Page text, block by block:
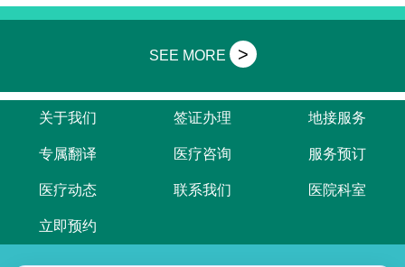
SEE MORE >
关于我们 签证办理 地接服务
专属翻译 医疗咨询 服务预订
医疗动态 联系我们 医院科室
立即预约